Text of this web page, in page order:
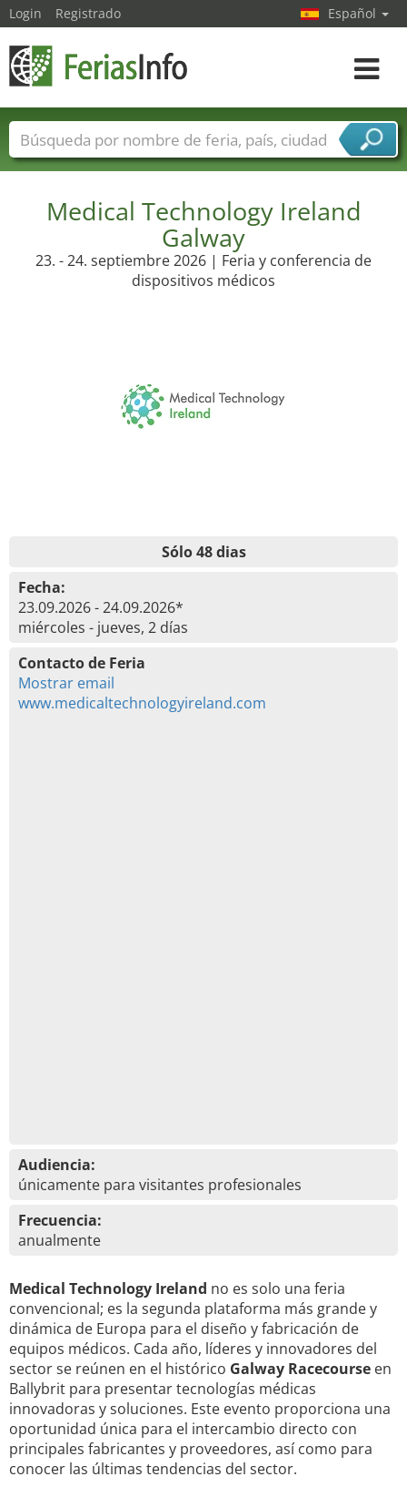
Medical Technology Ireland
Galway
23. - 24. septiembre 2026 | Feria y conferencia de
dispositivos médicos
Sólo 48 dias
Fecha:
23.09.2026 - 24.09.2026*
miércoles - jueves, 2 días
Contacto de Feria
Mostrar email
www.medicaltechnologyireland.com
Audiencia:
únicamente para visitantes profesionales
Frecuencia:
anualmente
Medical Technology Ireland no es solo una feria
convencional; es la segunda plataforma más grande y
dinámica de Europa para el diseño y fabricación de
equipos médicos. Cada año, líderes y innovadores del
sector se reúnen en el histórico Galway Racecourse en
Ballybrit para presentar tecnologías médicas
innovadoras y soluciones. Este evento proporciona una
oportunidad única para el intercambio directo con
principales fabricantes y proveedores, así como para
conocer las últimas tendencias del sector.
Login Registrado Español
toggle
Nombres de ferias Países
Ciudades
Sectores de proveedor de servicios